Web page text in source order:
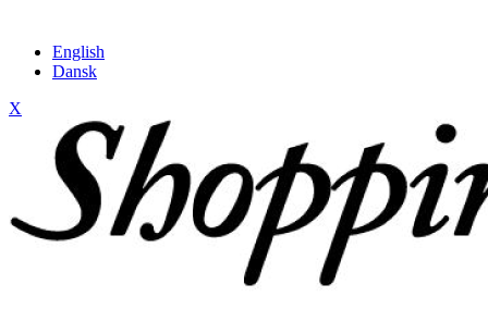
English
Dansk
X